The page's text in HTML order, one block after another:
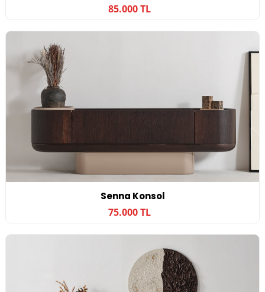
85.000 TL
Senna Konsol
75.000 TL